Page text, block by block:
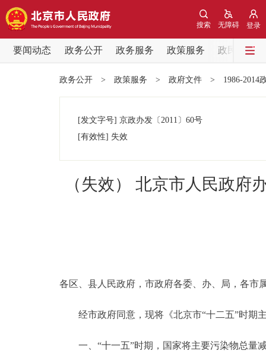
登录
无障碍
搜索
要闻动态 政务公开 政务服务 政策服务
政民互动
党中央精神
政务公开
政务公开 > 政策服务 > 政府文件 > 1986-2014
[发文字号] 京政办发 〔2011〕 60号
[有效性] 失效
（失效） 北京市人民政府
各区、县人民政府，市政府各委、办、局，各市
经市政府同意，现将《北京市“十二五”时期
一、“十一五”时期，国家将主要污染物总量减